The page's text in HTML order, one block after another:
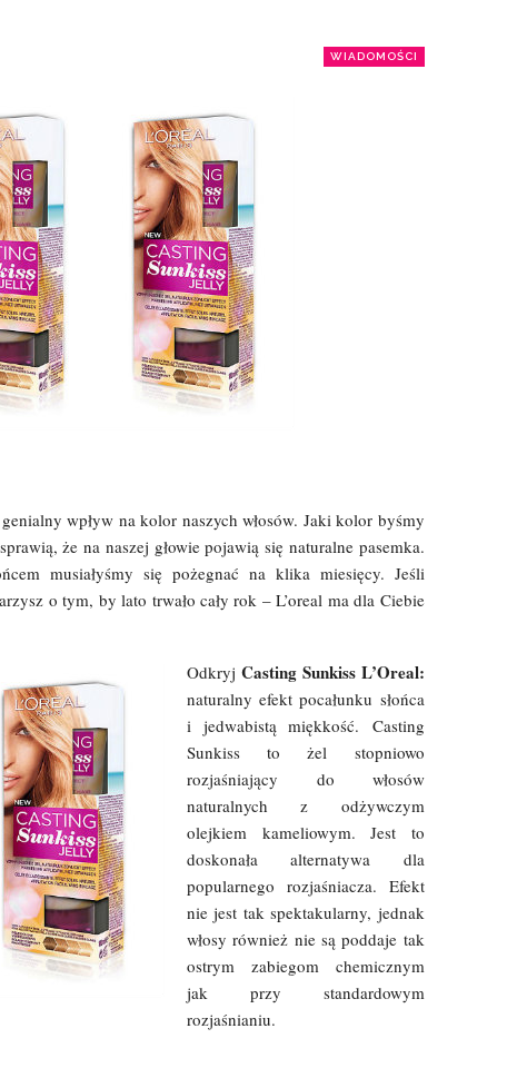
WIADOMOŚCI
wpływ na kolor naszych włosów. Jaki kolor byśmy
że na naszej głowie pojawią się naturalne pasemka.
musiałyśmy się pożegnać na klika miesięcy. Jeśli
o tym, by lato trwało cały rok – L’oreal ma dla Ciebie
Odkryj Casting Sunkiss L’Oreal:
naturalny efekt pocałunku słońca
i jedwabistą miękkość. Casting
Sunkiss to żel stopniowo
rozjaśniający do włosów
naturalnych z odżywczym
olejkiem kameliowym. Jest to
doskonała alternatywa dla
popularnego rozjaśniacza. Efekt
nie jest tak spektakularny, jednak
włosy również nie są poddaje tak
ostrym zabiegom chemicznym
jak przy standardowym
rozjaśnianiu.